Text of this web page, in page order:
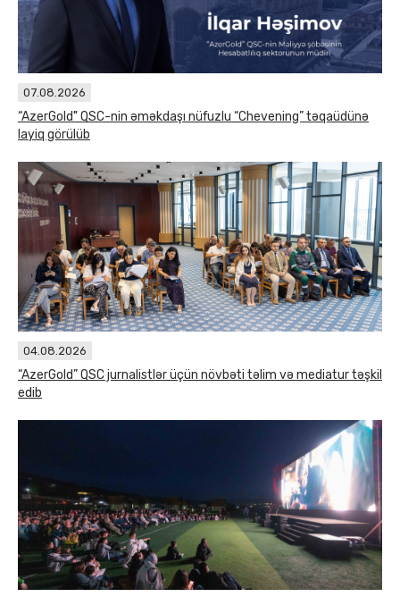
07.08.2026
“AzerGold" QSC-nin əməkdaşı nüfuzlu “Chevening” təqaüdünə
layiq görülüb
04.08.2026
“AzerGold” QSC jurnalistlər üçün növbəti təlim və mediatur təşkil
edib